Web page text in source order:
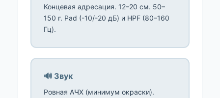
Концевая адресация. 12–20 см. 50–
150 г. Pad (-10/-20 дБ) и HPF (80–160
Гц).
🔊 Звук
Ровная АЧХ (минимум окраски).